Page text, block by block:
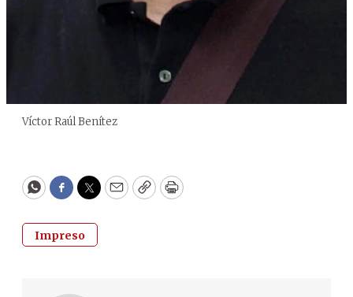
Víctor Raúl Benítez
WhatsApp
Facebook
Twitter
EmailCopyPrint
Impreso